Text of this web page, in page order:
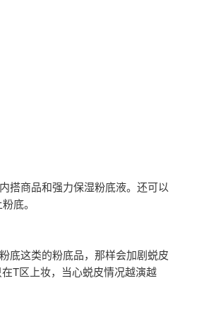
搭商品和强力保湿粉底液。还可以
底。
底这类的粉底品，那样会加剧蜕皮
T区上妆，当心蜕皮情况越演越